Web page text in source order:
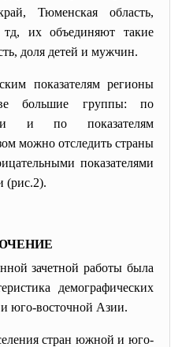
Тюменская область,
их объединяют такие
доля детей и мужчин.
показателямрегионы
большие группы: по
и по показателям
можно отследить страны
показателями
(рис.2).
зачетной работы была
демографических
юго-восточной Азии.
стран южной и юго-